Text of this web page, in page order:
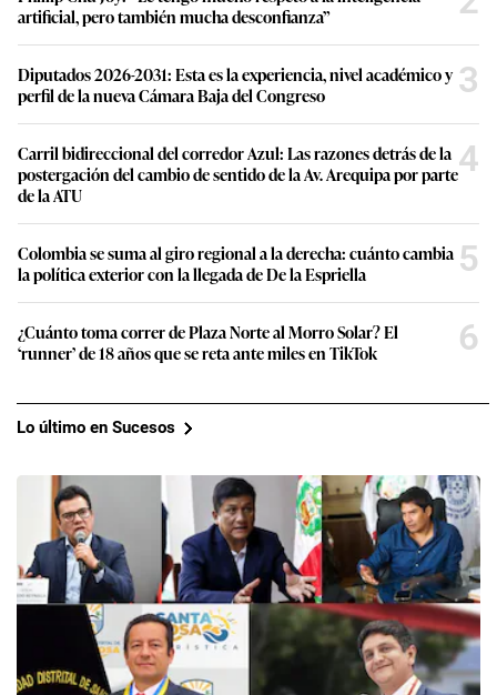
artificial, pero también mucha desconfianza”
Diputados 2026-2031: Esta es la experiencia, nivel académico y
perfil de la nueva Cámara Baja del Congreso
3
Carril bidireccional del corredor Azul: Las razones detrás de la
postergación del cambio de sentido de la Av. Arequipa por parte
de la ATU
4
Colombia se suma al giro regional a la derecha: cuánto cambia
la política exterior con la llegada de De la Espriella
5
¿Cuánto toma correr de Plaza Norte al Morro Solar? El
‘runner’ de 18 años que se reta ante miles en TikTok
6
Lo último en Sucesos